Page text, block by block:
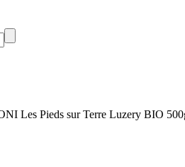
Les Pieds sur Terre Luzery BIO